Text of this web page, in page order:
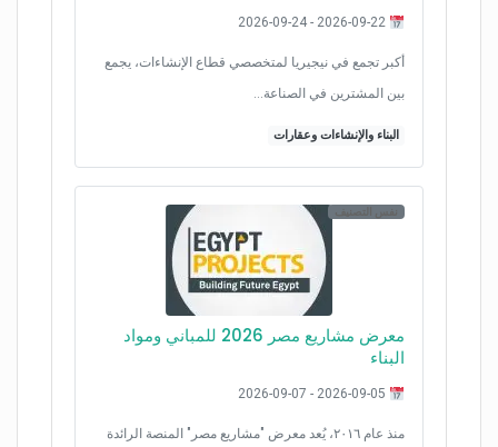
أكبر تجمع في نيجيريا لمتخصصي قطاع الإنشاءات، يجمع
بين المشترين في الصناعة…
البناء والإنشاءات وعقارات
نفس التصنيف
معرض مشاريع مصر 2026 للمباني ومواد
البناء
منذ عام ٢٠١٦، يُعد معرض "مشاريع مصر" المنصة الرائدة